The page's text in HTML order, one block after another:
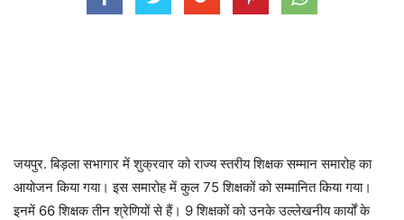
जयपुर. बिड़ला सभागार में शुक्रवार को राज्य स्तरीय शिक्षक सम्मान समारोह का
आयोजन किया गया। इस समारोह में कुल 75 शिक्षकों को सम्मानित किया गया।
इनमें 66 शिक्षक तीन श्रेणियों से हैं। 9 शिक्षकों को उनके उल्लेखनीय कार्यों के